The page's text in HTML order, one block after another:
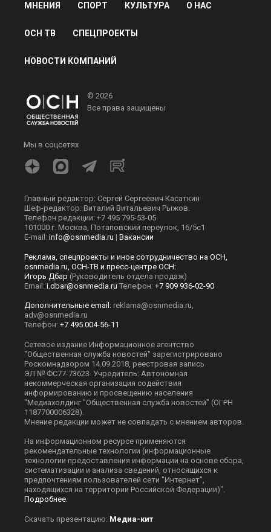
МНЕНИЯ СПОРТ КУЛЬТУРА О НАС
ОСН ТВ СПЕЦПРОЕКТЫ
НОВОСТИ КОМПАНИЙ
© 2026
Все права защищены
Мы в соцсетях
Главный редактор: Сергей Сергеевич Касаткин
Шеф-редактор: Виталий Витальевич Рыжов.
Телефон редакции: +7 495 795-53-05
101000 г. Москва, Потаповский переулок, 16/5с1
E-mail: info@osnmedia.ru | Вакансии
Реклама, спецпроекты и иное сотрудничество на ОСН,
osnmedia.ru, ОСН-ТВ и пресс-центре ОСН:
Игорь Дбар (Руководитель отдела продаж)
Email: i.dbar@osnmedia.ru Телефон: +7 909 936-02-90
Дополнительные email: reklama@osnmedia.ru,
adv@osnmedia.ru
Телефон: +7 495 004-56-11
Сетевое издание Информационное агентство
"Общественная служба новостей" зарегистрировано
Роскомнадзором 14.09.2018, реестровая запись
ЭЛ № ФС77-73623. Учредитель: Автономная
некоммерческая организация содействия
информированию и просвещению населения
"Медиахолдинг "Общественная служба новостей" (ОГРН
1187700006328).
Мнение редакции может не совпадать с мнением авторов.
На информационном ресурсе применяются
рекомендательные технологии (информационные
технологии предоставления информации на основе сбора,
систематизации и анализа сведений, относящихся к
предпочтениям пользователей сети "Интернет",
находящихся на территории Российской Федерации)".
Подробнее.
Скачать презентацию: Медиа-кит